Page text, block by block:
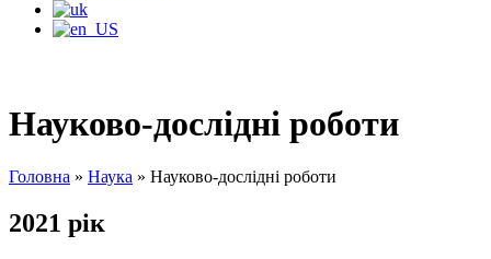
Науково-дослідні роботи
Головна » Наука » Науково-дослідні роботи
2021 рік